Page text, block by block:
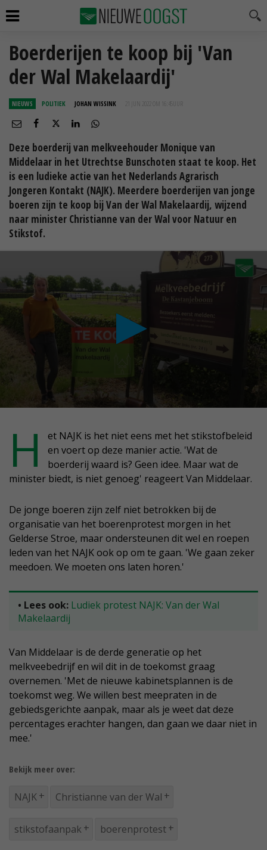
Boerderijen te koop bij 'Van
der Wal Makelaardij'
NIEUWS POLITIEK JOHAN WISSINK 21 JUN 2022 OM 16:45
Deze boerderij van melkveehouder Monique van
Middelaar in het Utrechtse Bunschoten staat te koop. Het
is een ludieke actie van het Nederlands Agrarisch
Jongeren Kontakt (NAJK). Meerdere boerderijen van jonge
boeren zijn te koop bij Van der Wal Makelaardij, wijzend
naar minister Christianne van der Wal voor Natuur en
Stikstof.
H
et NAJK is het niet eens met het stikstofbeleid
en voert op deze manier actie. 'Wat de
boerderij waard is? Geen idee. Maar wat de
minister biedt, is niet genoeg' reageert Van Middelaar.
De jonge boeren zijn zelf niet betrokken bij de
organisatie van het boerenprotest morgen in het
Gelderse Stroe, maar ondersteunen dit wel en roepen
leden van het NAJK ook op om te gaan. 'We gaan zeker
meedoen. We moeten ons laten horen.'
• Lees ook: Ludiek protest NAJK: Van der Wal
Makelaardij
Van Middelaar is de derde generatie op het
melkveebedrijf en wil dit in de toekomst graag
overnemen. 'Met de nieuwe kabinetsplannen is de
toekomst weg. We willen best meepraten in de
gebiedsgerichte aanpak, maar als je weet dat deze
percentages erachter hangen, dan gaan we daar niet in
mee.'
Bekijk meer over:
NAJK Christianne van der Wal
stikstofaanpak boerenprotest